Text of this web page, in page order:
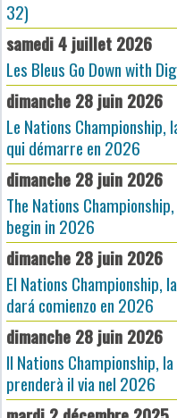
32)
samedi 4 juillet 2026
Les Bleus Go Down with
dimanche 28 juin 2026
Le Nations Championship,
qui démarre en 2026
dimanche 28 juin 2026
The Nations
begin in 2026
dimanche 28 juin 2026
El Nations Championship,
dará comienzo en 2026
dimanche 28 juin 2026
Il Nations Championship,
prenderà il via nel 2026